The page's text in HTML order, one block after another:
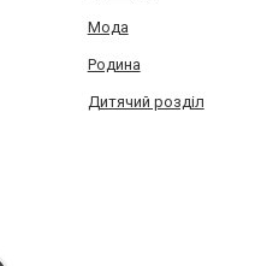
Мода
Родина
Дитячий розділ